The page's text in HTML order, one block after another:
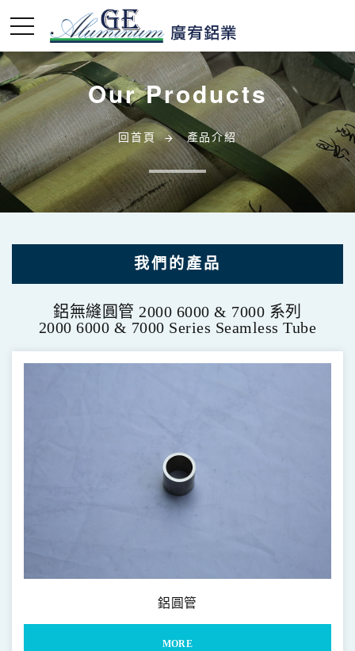
Our Products
回首頁 產品介紹
我們的產品
鋁無縫圓管 2000 6000 & 7000 系列
2000 6000 & 7000 Series Seamless Tube
鋁有縫異型管
2000 6000 & 7000 Series Shaped Irregular Tube
鋁平板條 2000 6000 & 7000系列
2000 6000 & 7000 Series Flat Bar
鋁無縫圓管 2000 6000 & 7000 系列
2000 6000 & 7000 Series Seamless Tube
鋁圓管
MORE